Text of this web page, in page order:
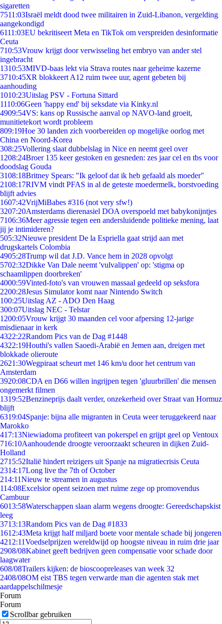
sigaretten
7511:03Israël meldt dood twee militairen in Zuid-Libanon, vergelding
aangekondigd
6111:03EU bekritiseert Meta en TikTok om verspreiden desinformatie
Ceuta
710:53Vrouw krijgt door verwisseling het embryo van ander stel
ingebracht
1310:53MIVD-baas lekt via Strava routes naar geheime kazerne
3710:45XR blokkeert A12 ruim twee uur, agent gebeten bij
aanhouding
1010:23Uitslag PSV - Fortuna Sittard
1110:06Geen 'happy end' bij seksdate via Kinky.nl
4909:54VS: kans op Russische aanval op NAVO-land groeit,
munitietekort wordt probleem
809:19Hoe 30 landen zich voorbereiden op mogelijke oorlog met
China en Noord-Korea
308:25Vollering slaat dubbelslag in Nice en neemt geel over
1208:24Broer 135 keer gestoken en gesneden: zes jaar cel en tbs voor
doodslag Gouda
3108:18Britney Spears: "Ik geloof dat ik heb gefaald als moeder"
2108:17RIVM vindt PFAS in al de geteste moedermelk, borstvoeding
blijft advies
1607:42VrijMiBabes #316 (not very sfw!)
3207:20Amsterdams dierenasiel DOA overspoeld met babykonijntjes
7106:36Meer agressie tegen een andersluidende politieke mening, laat
jij je intimideren?
505:32Nieuwe president De la Espriella gaat strijd aan met
drugskartels Colombia
4905:28Trump wil dat J.D. Vance hem in 2028 opvolgt
5702:32Dikke Van Dale neemt 'vulvalippen' op: 'stigma op
schaamlippen doorbreken'
4000:59Vinted-foto's van vrouwen massaal gedeeld op seksfora
2200:28Jesus Simulator komt naar Nintendo Switch
100:25Uitslag AZ - ADO Den Haag
300:07Uitslag NEC - Telstar
1200:05Vrouw krijgt 30 maanden cel voor afpersing 12-jarige
misdienaar in kerk
4322:22Random Pics van de Dag #1448
4322:19Houthi's vallen Saoedi-Arabië en Jemen aan, dreigen met
blokkade olieroute
2621:30Wegpiraat scheurt met 146 km/u door het centrum van
Amsterdam
3920:08CDA en D66 willen ingrijpen tegen 'gluurbrillen' die mensen
ongemerkt filmen
1319:52Benzineprijs daalt verder, onzekerheid over Straat van Hormuz
blijft
6319:04Spanje: bijna alle migranten in Ceuta weer teruggekeerd naar
Marokko
417:13Niewiadoma profiteert van pokerspel en grijpt geel op Ventoux
716:10Aanhoudende droogte veroorzaakt scheuren in dijken Zuid-
Holland
2715:52Italië hindert reizigers uit Spanje na migratiecrisis Ceuta
2314:17Long live the 7th of October
214:11Nieuw te streamen in augustus
114:08Excelsior opent seizoen met ruime zege op promovendus
Cambuur
6013:58Waterschappen slaan alarm wegens droogte: Gereedschapskist
leeg
3713:13Random Pics van de Dag #1833
1612:43Meta krijgt half miljard boete voor mentale schade bij jongeren
4212:11Voedselprijzen wereldwijd op hoogste niveau in ruim drie jaar
2908/08Kabinet geeft bedrijven geen compensatie voor schade door
laagwater
608/08Trailers kijken: de bioscoopreleases van week 32
2408/08OM eist TBS tegen verwarde man die agenten stak met
aardappelschilmesje
Forum
Forum
Scrollbar gebruiken